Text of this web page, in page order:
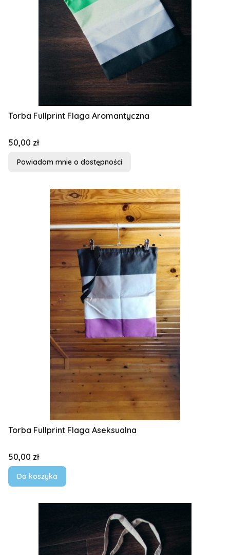
Torba Fullprint Flaga Aromantyczna
Cena
50,00 zł
Powiadom mnie o dostępności
Torba Fullprint Flaga Aseksualna
Cena
50,00 zł
Do koszyka